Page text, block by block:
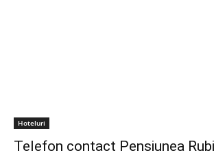
Hoteluri
Telefon contact Pensiunea